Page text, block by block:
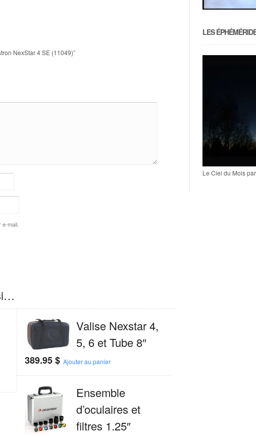
NexStar 4 SE (11049)”
e-mail.
Valise Nexstar 4,
5, 6 et Tube 8″
389.95$ Ajouter au panier
Ensemble
d’oculaires et
filtres 1.25″
LES
Le Ciel du Mois